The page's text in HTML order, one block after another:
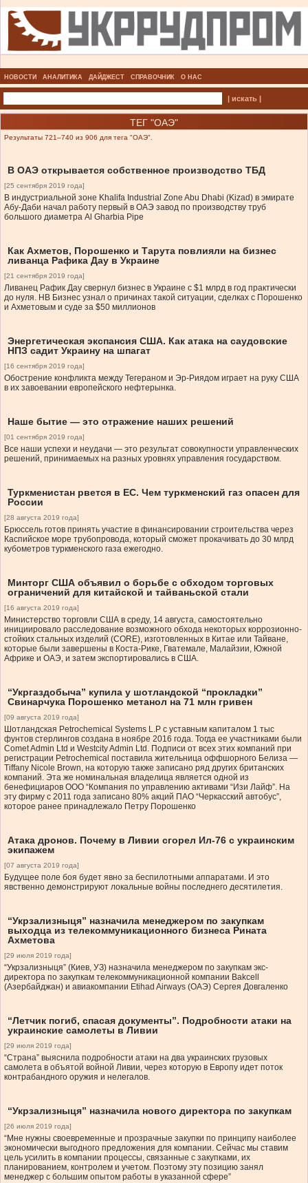
НОВОСТИ АНАЛИТИКА ДАЙДЖЕСТ СПРАВОЧНИК О НАС
| искать |
ТЕГ "ОАЭ"
Результаты 721–740 из 906 для тега "ОАЭ".
В ОАЭ открывается собственное производство ТБД
[25 сентября 2019 года]
В индустриальной зоне Khalifa Industrial Zone Abu Dhabi (Kizad) в эмирате
Абу-Даби начал работу первый в ОАЭ завод по производству труб
большого диаметра Al Gharbia Pipe
Как Ахметов, Порошенко и Тарута повлияли на бизнес
ливанца Рафика Дау в Украине
[21 сентября 2019 года]
Ливанец Рафик Дау свернул бизнес в Украине с $1 млрд в год практически
до нуля. НВ Бизнес узнал о причинах такой ситуации, сделках с Порошенко
и Ахметовым и суде за $50 миллионов
Энергетическая экспансия США. Как атака на саудовские
НПЗ садит Украину на шпагат
[16 сентября 2019 года]
Обострение конфликта между Тегераном и Эр-Риядом играет на руку США
в их завоевании европейского нефтерынка.
Наше бытие — это отражение наших решений
[01 сентября 2019 года]
Все наши успехи и неудачи — это результат совокупности управленческих
решений, принимаемых на разных уровнях управления государством.
Туркменистан рвется в ЕС. Чем туркменский газ опасен для
России
[28 августа 2019 года]
Брюссель готов принять участие в финансировании строительства через
Каспийское море трубопровода, который сможет прокачивать до 30 млрд
кубометров туркменского газа ежегодно.
Минторг США объявил о борьбе с обходом торговых
ограничений для китайской и тайваньской стали
[16 августа 2019 года]
Министерство торговли США в среду, 14 августа, самостоятельно
инициировало расследование возможного обхода некоторых коррозионно-
стойких стальных изделий (CORE), изготовленных в Китае или Тайване,
которые были завершены в Коста-Рике, Гватемале, Малайзии, Южной
Африке и ОАЭ, и затем экспортировались в США.
“Укргаздобыча” купила у шотландской “прокладки”
Свинарчука Порошенко метанол на 71 млн гривен
[09 августа 2019 года]
Шотландская Petrochemical Systems L.P с уставным капиталом 1 тыс
фунтов стерлингов создана в ноябре 2016 года. Тогда ее участниками были
Comet Admin Ltd и Westcity Admin Ltd. Подписи от всех этих компаний при
регистрации Petrochemical поставила жительница оффшорного Белиза —
Tiffany Nicole Brown, на которую также записано ряд других британских
компаний. Эта же номинальная владелица является одной из
бенефициаров ООО “Компания по управлению активами “Изи Лайф”. На
эту фирму с 2011 года записано 80% акций ПАО “Черкасский автобус”,
которое ранее принадлежало Петру Порошенко
Атака дронов. Почему в Ливии сгорел Ил-76 с украинским
экипажем
[07 августа 2019 года]
Будущее поле боя будет явно за беспилотными аппаратами. И это
явственно демонстрируют локальные войны последнего десятилетия.
“Укрзализныця” назначила менеджером по закупкам
выходца из телекоммуникационного бизнеса Рината
Ахметова
[29 июля 2019 года]
“Укрзализныця” (Киев, УЗ) назначила менеджером по закупкам экс-
директора по закупкам телекоммуникационной компании Bakcell
(Азербайджан) и авиакомпании Etihad Airways (ОАЭ) Сергея Довгаленко
“Летчик погиб, спасая документы”. Подробности атаки на
украинские самолеты в Ливии
[29 июля 2019 года]
“Страна” выяснила подробности атаки на два украинских грузовых
самолета в объятой войной Ливии, через которую в Европу идет поток
контрабандного оружия и нелегалов.
“Укрзализныця” назначила нового директора по закупкам
[26 июля 2019 года]
“Мне нужны своевременные и прозрачные закупки по принципу наиболее
экономически выгодного предложения для компании. Сейчас мы ставим
цель усилить в компании процессы, связанные с закупками, их
планированием, контролем и учетом. Поэтому эту позицию занял
менеджер с большим опытом работы в указанной сфере”